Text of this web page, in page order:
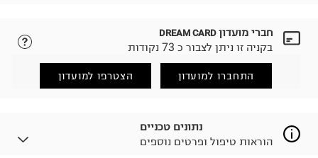
לבחירת בשיטת המשלוח המתאימה לכם,
הזמנתם והתחרטתם?
(במקום ב-19.9 ₪) לזמן מוגבל! חינם בהזמנות מעל 500 ₪.
למידע נא ללחוץ כאן
.
לפני החזרת החבילה, חשוב להדביק את מדבקת הגוביינא על
חברי מועדון DREAM CARD
בקניה זו ניתן לצבור כ 73 נקודות
התחברו למועדון הצטרפו למועדון
נתונים טכניים
הוראות טיפול ופרטים נוספים